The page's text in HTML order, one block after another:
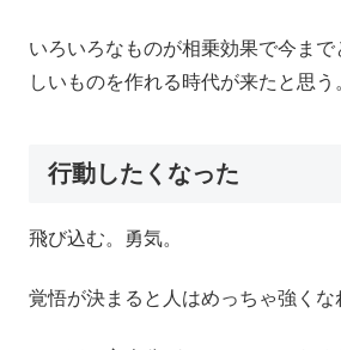
いろいろなものが相乗効果で今ま
しいものを作れる時代が来たと思う
行動したくなった
飛び込む。勇気。
覚悟が決まると人はめっちゃ強くな